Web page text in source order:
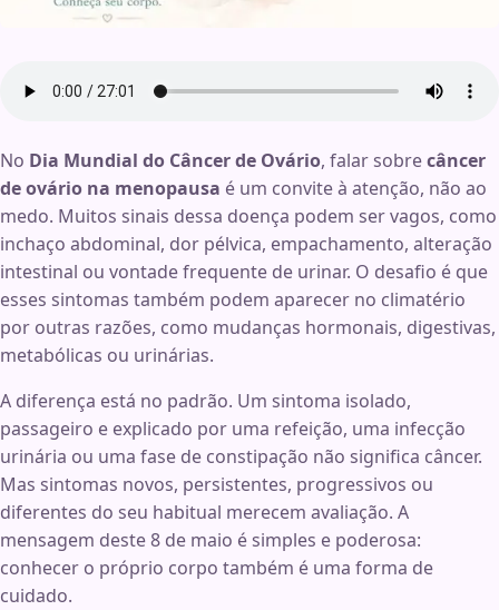
No Dia Mundial do Câncer de Ovário, falar sobrecâncer
de ovário na menopausa é um convite à atenção, não ao
medo. Muitos sinais dessa doença podem ser vagos, como
inchaço abdominal, dor pélvica, empachamento, alteração
intestinal ou vontade frequente de urinar. O desafio é que
esses sintomas também podem aparecer no climatério
por outras razões, como mudanças hormonais, digestivas,
metabólicas ou urinárias.
A diferença está no padrão. Um sintoma isolado,
passageiro e explicado por uma refeição, uma infecção
urinária ou uma fase de constipação não significa câncer.
Mas sintomas novos, persistentes, progressivos ou
diferentes do seu habitual merecem avaliação. A
mensagem deste 8 de maio é simples e poderosa:
conhecer o próprio corpo também é uma forma de
cuidado.